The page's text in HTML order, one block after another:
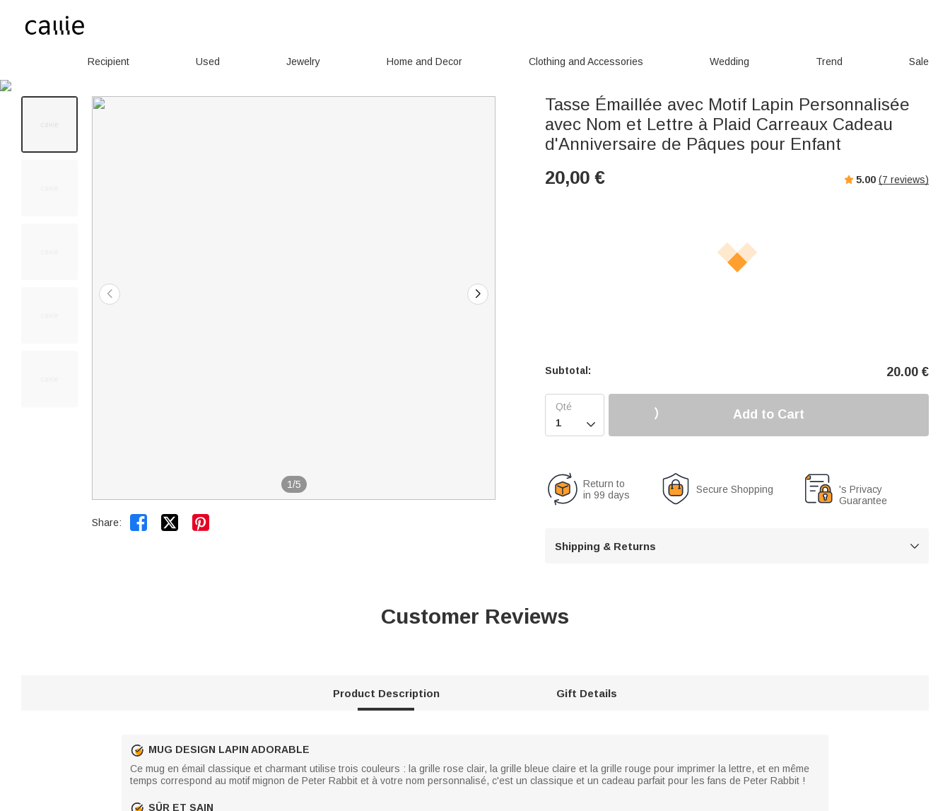
Recipient Used Jewelry Home and Decor Clothing and Accessories Wedding Trend Sale
1/5
Share:  
Tasse Émaillée avec Motif Lapin Personnalisée
avec Nom et Lettre à Plaid Carreaux Cadeau
d'Anniversaire de Pâques pour Enfant
20,00 € 5.00 (7 reviews)
Subtotal: 20.00 €

Add to Cart
Return to
in 99 days
Secure Shopping
's Privacy
Guarantee
Shipping & Returns 
Customer Reviews
Product Description Gift Details
MUG DESIGN LAPIN ADORABLE
Ce mug en émail classique et charmant utilise trois couleurs : la grille rose clair, la grille bleue claire et la grille rouge pour imprimer la lettre, et en même
temps correspond au motif mignon de Peter Rabbit et à votre nom personnalisé, c'est un classique et un cadeau parfait pour les fans de Peter Rabbit !
SÛR ET SAIN